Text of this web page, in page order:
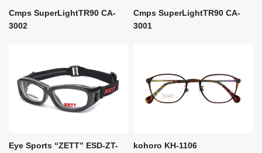
Cmps SuperLightTR90 CA-
3002
Cmps SuperLightTR90 CA-
3001
Eye Sports “ZETT” ESD-ZT-
kohoro KH-1106